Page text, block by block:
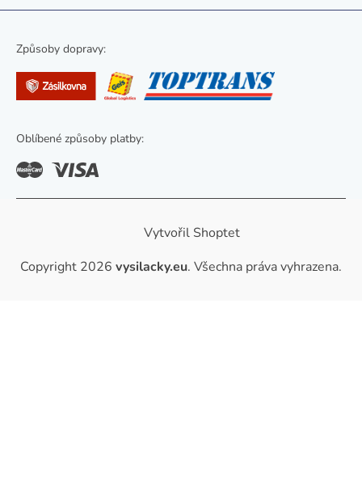
Způsoby dopravy:
Oblíbené způsoby platby:
Vytvořil Shoptet
Copyright 2026 vysilacky.eu. Všechna práva vyhrazena.